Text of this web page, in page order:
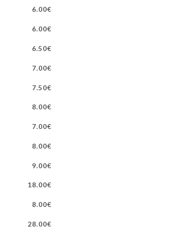
6.00€
6.00€
6.50€
7.00€
7.50€
8.00€
7.00€
8.00€
9.00€
18.00€
8.00€
28.00€